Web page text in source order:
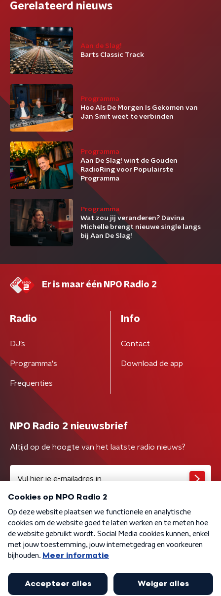
Gerelateerd nieuws
Aan de Slag!
Barts Classic Track
Programma
Hoe Als De Morgen Is Gekomen van
Jan Smit weet te verbinden
Programma
Aan De Slag! wint de Gouden
RadioRing voor Populairste
Programma
Programma
Wat zou jij veranderen? Davina
Michelle brengt nieuwe single langs
bij Aan De Slag!
Er is maar één NPO Radio 2
Radio
DJ’s
Programma's
Frequenties
Info
Contact
Download de app
NPO Radio 2 nieuwsbrief
Altijd op de hoogte van het laatste radio nieuws?
Algemene voorwaarden